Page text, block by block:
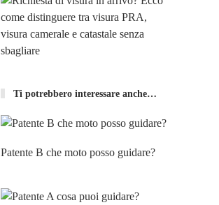
Ti potrebbero interessare anche…
Patente B che moto posso guidare?